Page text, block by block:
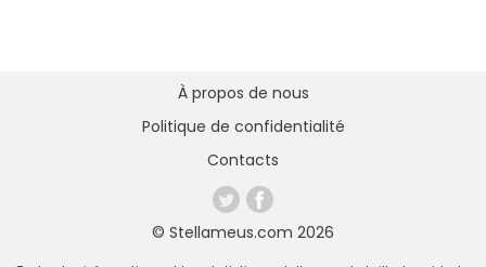
© Stellameus.com 2026
À propos de nous
Politique de confidentialité
Contacts